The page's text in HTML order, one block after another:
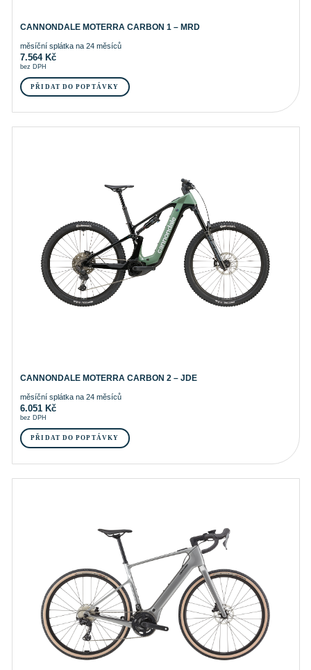
CANNONDALE MOTERRA CARBON 1 – MRD
měsíční splátka na 24 měsíců
7.564 Kč
bez DPH
PŘIDAT DO POPTÁVKY
CANNONDALE MOTERRA CARBON 2 – JDE
měsíční splátka na 24 měsíců
6.051 Kč
bez DPH
PŘIDAT DO POPTÁVKY